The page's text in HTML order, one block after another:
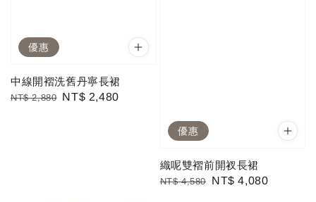
優惠
中線開褶洗舊丹寧長裙
Regular
NT$ 2,880 Sale
NT$ 2,480
優惠
織呢雙褶前開衩長裙
Regular
NT$ 4,580
Sale
NT$ 4,080